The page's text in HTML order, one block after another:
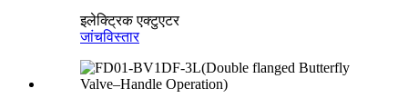
इलेक्ट्रिक एक्टुएटर
जांचविस्तार